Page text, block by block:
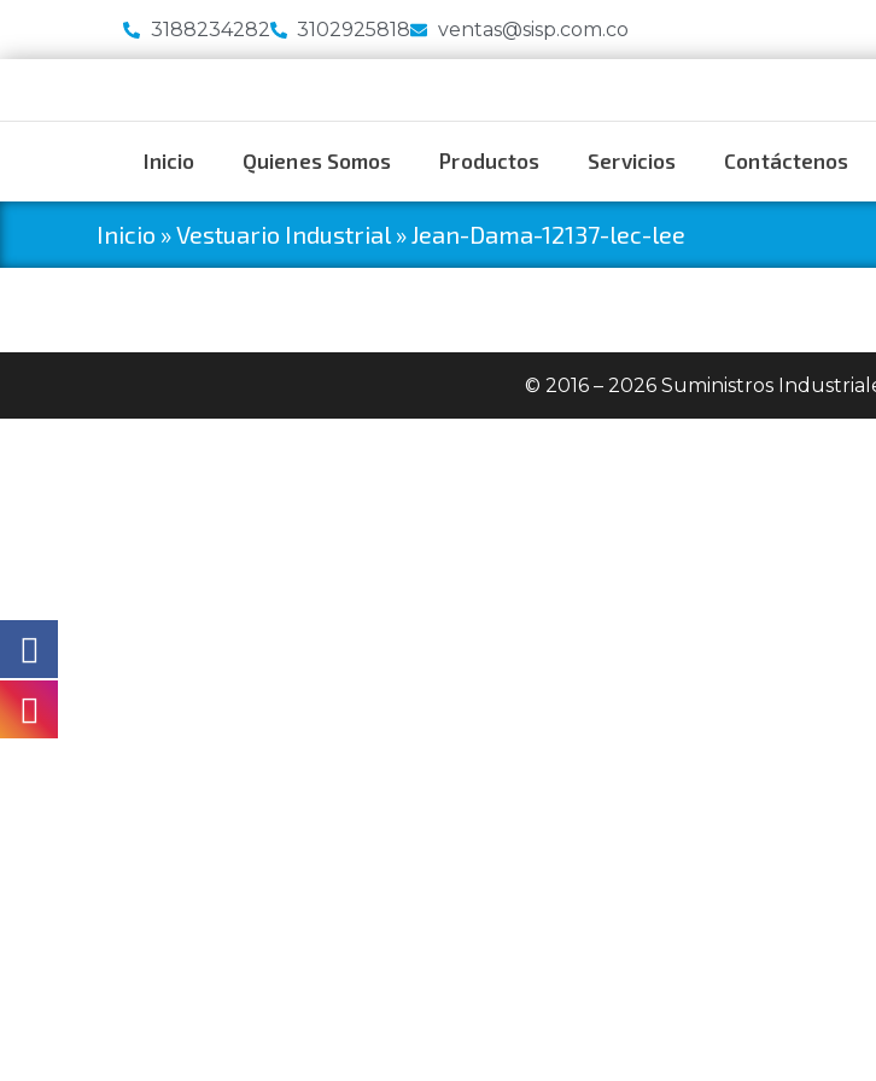
3188234282 3102925818 ventas@sisp.com.co
Inicio Quienes Somos Productos Servicios Contáctenos
Inicio »Vestuario Industrial »Jean-Dama-12137-lec-lee
© 2016 – 2026 Suministros